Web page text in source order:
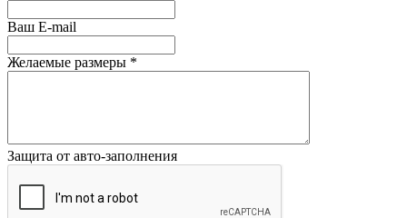
Ваш E-mail
Желаемые размеры *
Защита от авто-заполнения